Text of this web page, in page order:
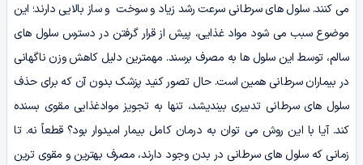
می کنند. سلول های سرطانی سرعت رشد زیاد و سوخت و ساز بالایی دارند؛ این
موضوع سبب می شود مواد غذایی، پیش از قرار گرفتن در دسترس سلول های
سالم، توسط این سلول ها به مصرف برسند. مهمترین دلیل کاهش وزن ناگهانی
در بیماران سرطانی همین است. حال تصور کنید پزشک بدون آن که برای حذف
سلول های سرطانی تدبیری بیندیشد، تنها به تجویز موادغذایی مقوی بسنده
کند. آیا با این روش می توان به درمان کامل بیمار امیدوار بود؟ قطعاً نه. تا
زمانی که سلول های سرطانی در بدن وجود دارند، مصرف بهترین و مقوی ترین